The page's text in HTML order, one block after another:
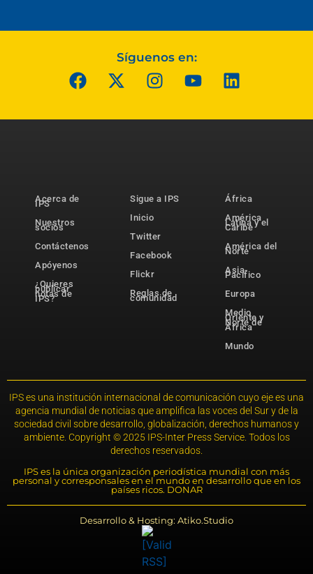
Síguenos en:
Acerca de
IPS
Nuestros
socios
Contáctenos
Apóyenos
¿Quieres
publicar
notas de
IPS?
Sigue a IPS
Inicio
Twitter
Facebook
Flickr
Reglas de
comunidad
África
América
Latina y el
Caribe
América del
Norte
Asia-
Pacífico
Europa
Medio
Oriente y
Norte de
África
Mundo
IPS es una institución internacional de comunicación cuyo eje es una
agencia mundial de noticias que amplifica las voces del Sur y de la
sociedad civil sobre desarrollo, globalización, derechos humanos y
ambiente. Copyright © 2025 IPS-Inter Press Service. Todos los
derechos reservados.
IPS es la única organización periodística mundial con más
personal y corresponsales en el mundo en desarrollo que en los
países ricos. DONAR
Desarrollo & Hosting: Atiko.Studio